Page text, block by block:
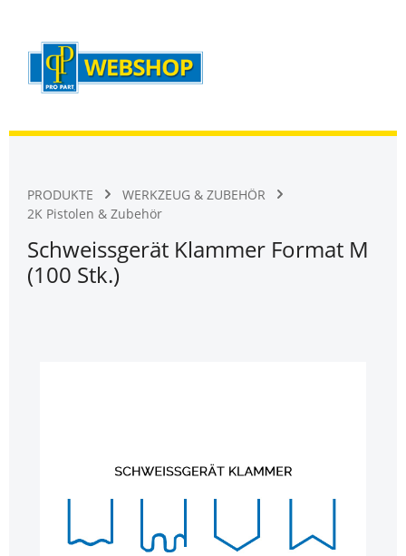
PRODUKTE
WERKZEUG & ZUBEHÖR
2K Pistolen & Zubehör
Schweissgerät Klammer Format M
(100 Stk.)